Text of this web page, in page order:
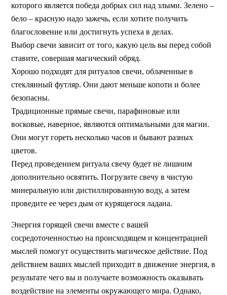
которого является победа добрых сил над злыми. Зелено –
бело – красную надо зажечь, если хотите получить
благословение или достигнуть успеха в делах.
Выбор свечи зависит от того, какую цель вы перед собой
ставите, совершая магический обряд.
Хорошо подходят для ритуалов свечи, облаченные в
стеклянный футляр. Они дают меньше копоти и более
безопасны.
Традиционные прямые свечи, парафиновые или
восковые, наверное, являются оптимальными для магии.
Они могут гореть несколько часов и бывают разных
цветов.
Перед проведением ритуала свечу будет не лишним
дополнительно освятить. Погрузите свечу в чистую
минеральную или дистиллированную воду, а затем
проведите ее через дым от курящегося ладана.
Энергия горящей свечи вместе с вашей
сосредоточенностью на происходящем и концентрацией
мыслей помогут осуществить магическое действие. Под
действием ваших мыслей приходит в движение энергия, в
результате чего вы и получаете возможность оказывать
воздействие на элементы окружающего мира. Однако,